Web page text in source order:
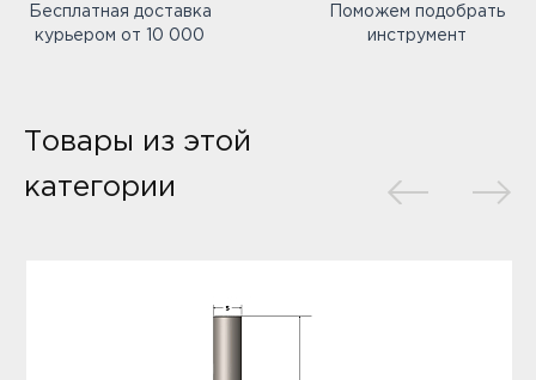
Бесплатная доставка
курьером от 10 000
Поможем подобрать
инструмент
Товары из этой
категории